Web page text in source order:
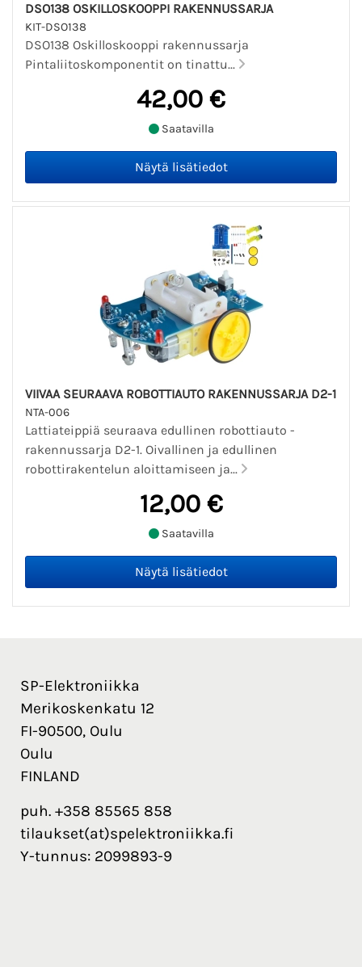
DSO138 OSKILLOSKOOPPI RAKENNUSSARJA
KIT-DSO138
DSO138 Oskilloskooppi rakennussarja
Pintaliitoskomponentit on tinattu...
42,00 €
Saatavilla
VIIVAA SEURAAVA ROBOTTIAUTO RAKENNUSSARJA D2-1
NTA-006
Lattiateippiä seuraava edullinen robottiauto -
rakennussarja D2-1. Oivallinen ja edullinen
robottirakentelun aloittamiseen ja...
12,00 €
Saatavilla
SP-Elektroniikka
Merikoskenkatu 12
FI-90500, Oulu
Oulu
FINLAND
puh. +358 85565 858
tilaukset(at)spelektroniikka.fi
Y-tunnus: 2099893-9